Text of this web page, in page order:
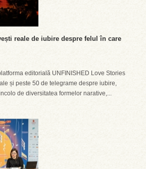
reale de iubire despre felul în care
editorială UNFINISHED Love Stories
și peste 50 de telegrame despre iubire,
de diversitatea formelor narative,...